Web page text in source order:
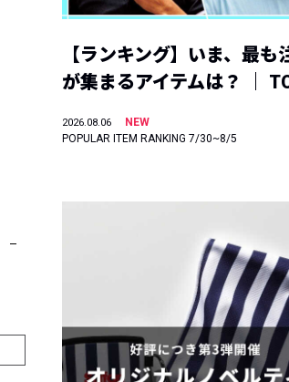
【ランキング】いま、最も
が集まるアイテムは？ ｜
2026.08.06
NEW
POPULAR ITEM RANKING 7/30~8/5